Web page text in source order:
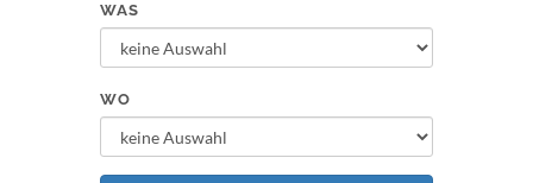
WAS
WO